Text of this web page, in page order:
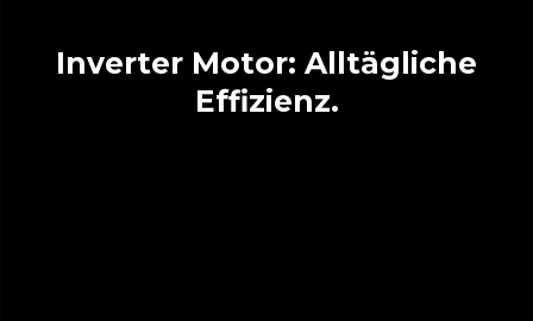
Inverter Motor: Alltägliche
Effizienz.